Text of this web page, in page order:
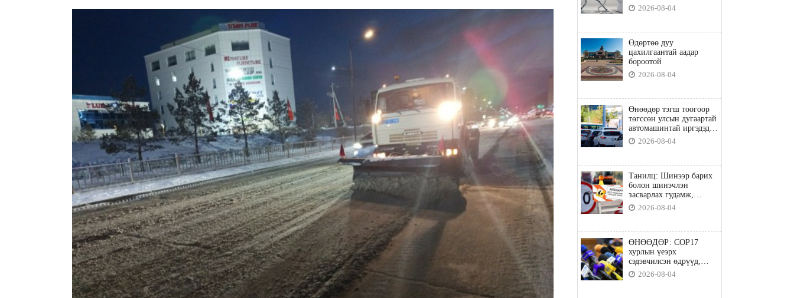
2026-08-04
Өдөртөө дуу
цахилгаантай аадар
бороотой
2026-08-04
Өнөөдөр тэгш тоогоор
төгссөн улсын дугаартай
автомашинтай иргэдэд
шатахуун олгоно
2026-08-04
Танилц: Шинээр барих
болон шинэчлэн
засварлах гудамж,
замууд
2026-08-04
ӨНӨӨДӨР: COP17
хурлын үеэрх
сэдэвчилсэн өдрүүд,
үзвэр үйлчилгээний
талаар мэдээлнэ
2026-08-04